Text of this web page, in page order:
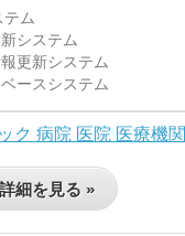
テム
システム
更新システム
ースシステム
ク 病院 医院 医療機関
細を見る »